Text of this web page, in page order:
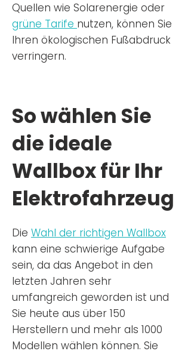
Quellen wie Solarenergie oder
grüne Tarife nutzen, können Sie
Ihren ökologischen Fußabdruck
verringern.
So wählen Sie
die ideale
Wallbox für Ihr
Elektrofahrzeug
Die Wahl der richtigen Wallbox
kann eine schwierige Aufgabe
sein, da das Angebot in den
letzten Jahren sehr
umfangreich geworden ist und
Sie heute aus über 150
Herstellern und mehr als 1000
Modellen wählen können. Sie